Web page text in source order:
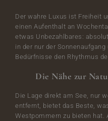
Der wahre Luxus ist Freiheit
einen Aufenthalt an
etwas Unbezahlbares:
in der nur der
Bedürfnisse den Rhythmus
Die Nähe zur
Die Lage direkt am See, nur
entfernt, bietet das Beste,
Westpommern zu bieten hat.